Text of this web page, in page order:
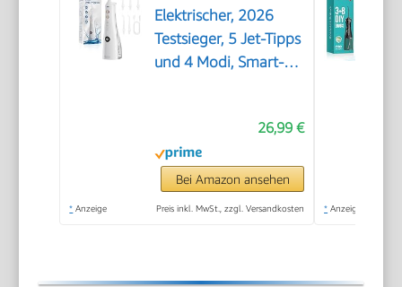
Elektrischer, 2026
Testsieger, 5 Jet-Tipps
und 4 Modi, Smart-
Zwischenräume,
Mundpflege, Großer
Tank, IPX7
Wasserdicht, für
26,99 €
Bei Amazon ansehen
* Anzeige Preis inkl. MwSt., zzgl. Versandkosten * Anzeige